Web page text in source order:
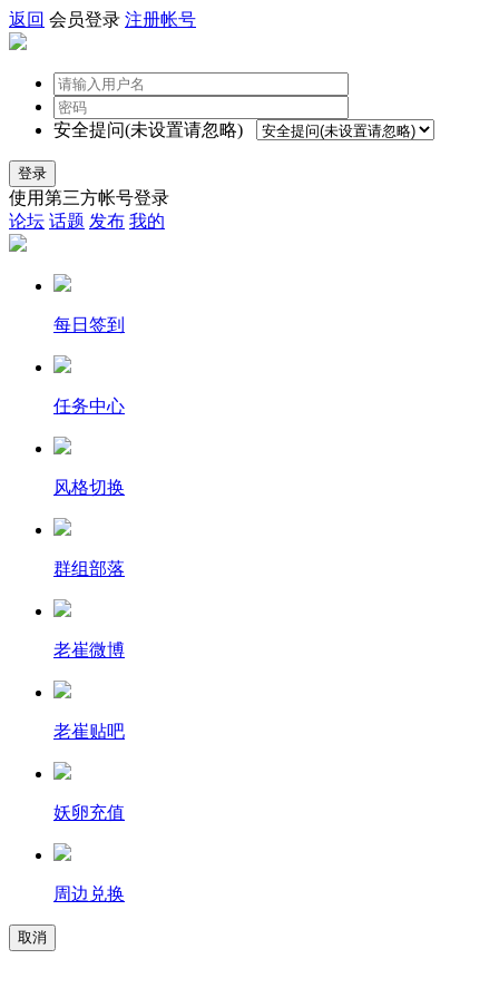
返回 会员登录 注册帐号
安全提问(未设置请忽略)
登录
使用第三方帐号登录
论坛 话题 发布 我的
每日签到
任务中心
风格切换
群组部落
老崔微博
老崔贴吧
妖卵充值
周边兑换
取消